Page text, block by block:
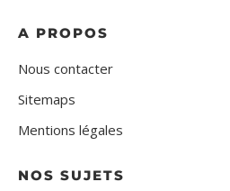
A PROPOS
Nous contacter
Sitemaps
Mentions légales
NOS SUJETS